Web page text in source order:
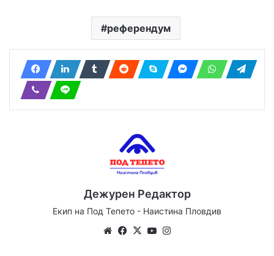
референдум
Дежурен Редактор
Екип на Под Тепето - Наистина Пловдив
WebsiteFacebook
X YouTube